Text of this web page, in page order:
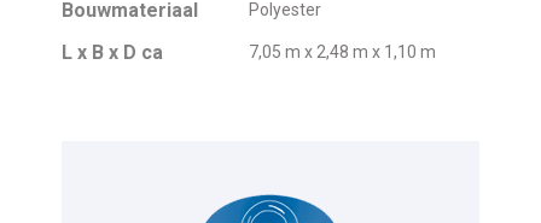
Bouwmateriaal Polyester
L x B x D ca 7,05 m x 2,48 m x 1,10 m